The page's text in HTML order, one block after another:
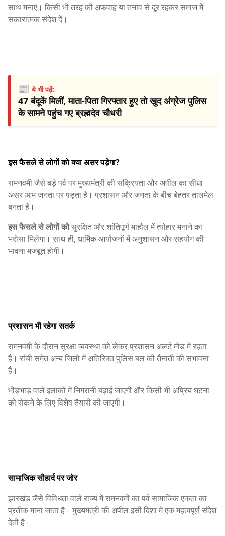
साथ मनाएं। किसी भी तरह की अफवाह या तनाव से दूर रहकर समाज में
सकारात्मक संदेश दें।
📰ये भी पढ़ें:
47 बंदूकें मिलीं, माता-पिता गिरफ्तार हुए तो खुद अंग्रेज पुलिस
के सामने पहुंच गए ब्रह्मदेव चौधरी
इस फैसले से लोगों को क्या असर पड़ेगा?
रामनवमी जैसे बड़े पर्व पर मुख्यमंत्री की सक्रियता और अपील का सीधा
असर आम जनता पर पड़ता है। प्रशासन और जनता के बीच बेहतर तालमेल
बनता है।
इस फैसले से लोगों कोसुरक्षित और शांतिपूर्ण माहौल में त्योहार मनाने का
भरोसा मिलेगा। साथ ही, धार्मिक आयोजनों में अनुशासन और सहयोग की
भावना मजबूत होगी।
प्रशासन भी रहेगा सतर्क
रामनवमी के दौरान सुरक्षा व्यवस्था को लेकर प्रशासन अलर्ट मोड में रहता
है। रांची समेत अन्य जिलों में अतिरिक्त पुलिस बल की तैनाती की संभावना
है।
भीड़भाड़ वाले इलाकों में निगरानी बढ़ाई जाएगी और किसी भी अप्रिय घटना
को रोकने के लिए विशेष तैयारी की जाएगी।
सामाजिक सौहार्द पर जोर
झारखंड जैसे विविधता वाले राज्य में रामनवमी का पर्व सामाजिक एकता का
प्रतीक माना जाता है। मुख्यमंत्री की अपील इसी दिशा में एक महत्वपूर्ण संदेश
देती है।